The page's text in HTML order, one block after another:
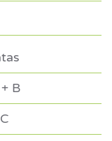
B